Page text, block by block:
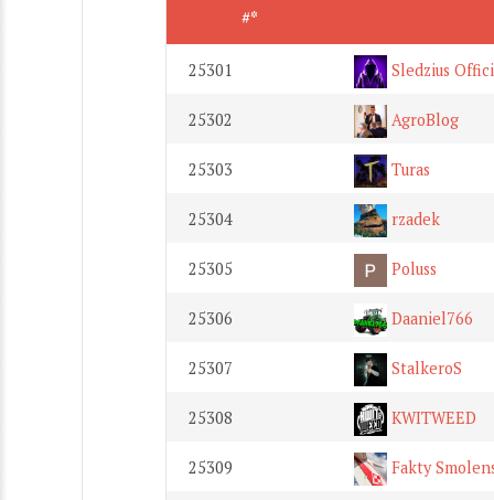
#*
25301 Sledzius
25302 AgroBlog
25303 Turas
25304 rzadek
25305 Poluss
25306 Daaniel766
25307 StalkeroS
25308 KWITWEED
25309 Fakty